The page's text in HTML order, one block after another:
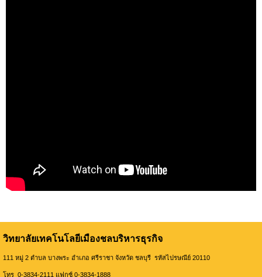
วิทยาลัยเทคโนโลยีเมืองชลบริหารธุรกิจ
111 หมู่ 2 ตำบล บางพระ อำเภอ ศรีราชา จังหวัด ชลบุรี รหัสไปรษณีย์ 20110
โทร 0-3834-2111 แฟกซ์ 0-3834-1888